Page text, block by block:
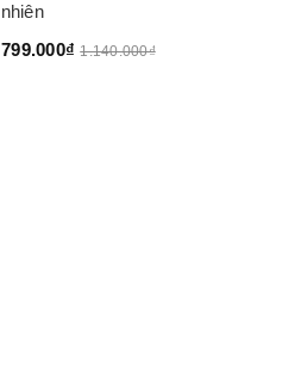
nhiên
799.000₫ 1.140.000₫